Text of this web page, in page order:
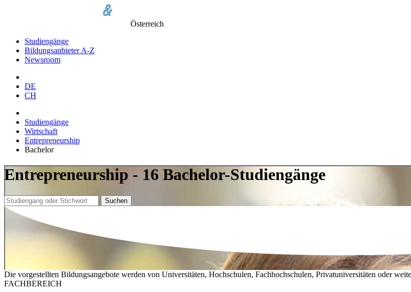
Österreich
Studiengänge
Bildungsanbieter A-Z
Newsroom
DE
CH
Studiengänge
Wirtschaft
Entrepreneurship
Bachelor
Entrepreneurship - 16 Bachelor-Studiengänge
Suchen
Die vorgestellten Bildungsangebote werden von Universitäten, Hochschulen, Fachhochschulen, Privatuniversitäten oder
FACHBEREICH